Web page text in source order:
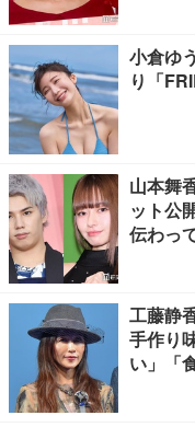
小倉ゆ
り「
山本舞
ット公
伝わっ
工藤静
手作り
い」「